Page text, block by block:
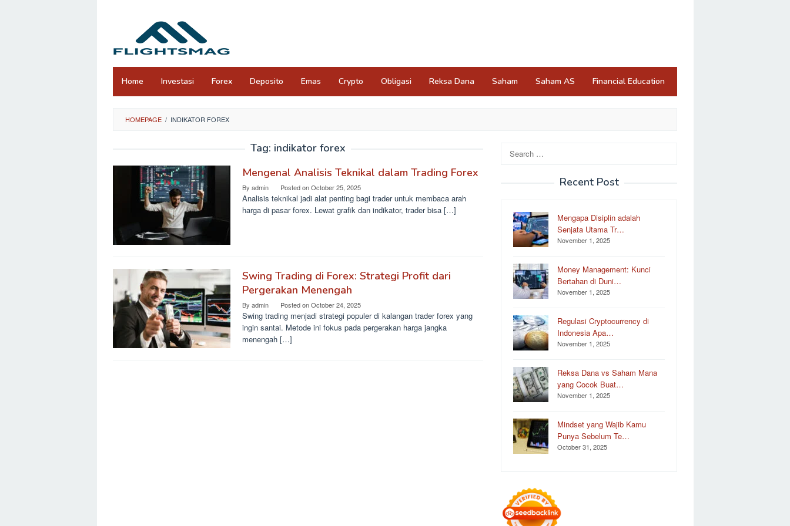
Home Investasi Forex Deposito Emas Crypto Obligasi Reksa Dana Saham Saham AS Financial Education
HOMEPAGE / INDIKATOR FOREX
Tag: indikator forex
Mengenal Analisis Teknikal dalam Trading Forex
By admin Posted onOctober 25, 2025
Analisis teknikal jadi alat penting bagi trader untuk membaca arah
harga di pasar forex. Lewat grafik dan indikator, trader bisa […]
Swing Trading di Forex: Strategi Profit dari
Pergerakan Menengah
By admin Posted onOctober 24, 2025
Swing trading menjadi strategi populer di kalangan trader forex yang
ingin santai. Metode ini fokus pada pergerakan harga jangka
menengah […]
Search
for:
Recent Post
Mengapa Disiplin adalah
Senjata Utama Tr…
November 1, 2025
Money Management: Kunci
Bertahan di Duni…
November 1, 2025
Regulasi Cryptocurrency di
Indonesia Apa…
November 1, 2025
Reksa Dana vs Saham Mana
yang Cocok Buat…
November 1, 2025
Mindset yang Wajib Kamu
Punya Sebelum Te…
October 31, 2025